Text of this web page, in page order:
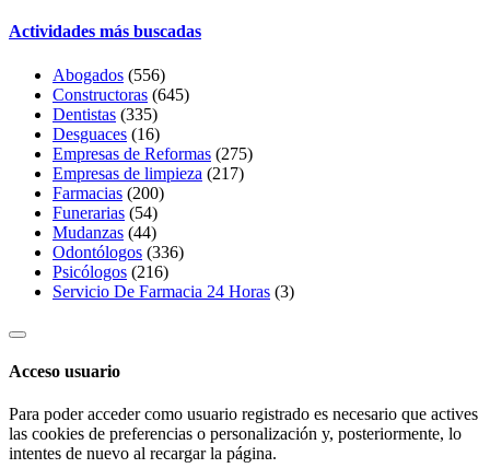
Actividades más buscadas
Abogados (556)
Constructoras (645)
Dentistas (335)
Desguaces (16)
Empresas de Reformas (275)
Empresas de limpieza (217)
Farmacias (200)
Funerarias (54)
Mudanzas (44)
Odontólogos (336)
Psicólogos (216)
Servicio De Farmacia 24 Horas (3)
Acceso usuario
Para poder acceder como usuario registrado es necesario que actives
las cookies de preferencias o personalización y, posteriormente, lo
intentes de nuevo al recargar la página.